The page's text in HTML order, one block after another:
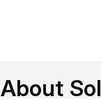
About